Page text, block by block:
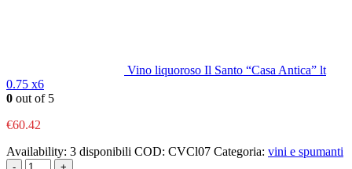
Vino liquoroso Il Santo “Casa Antica” lt
0.75 x6
0 out of 5
€60.42
Availability: 3 disponibili COD: CVCl07 Categoria: vini e spumanti